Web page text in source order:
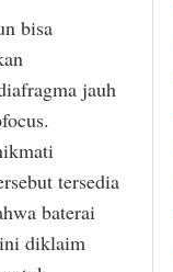
bisa
jauh
tersedia
baterai
diklaim